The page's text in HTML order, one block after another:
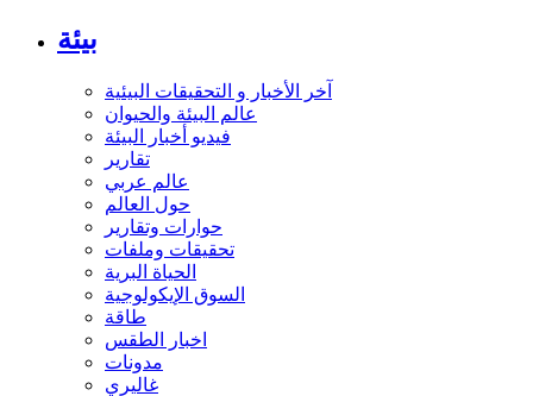
بيئة
آخر الأخبار و التحقيقات البيئية
عالم البيئة والحيوان
فيديو أخبار البيئة
تقارير
عالم عربي
حول العالم
حوارات وتقارير
تحقيقات وملفات
الحياة البرية
السوق الإيكولوجية
طاقة
اخبار الطقس
مدونات
غاليري